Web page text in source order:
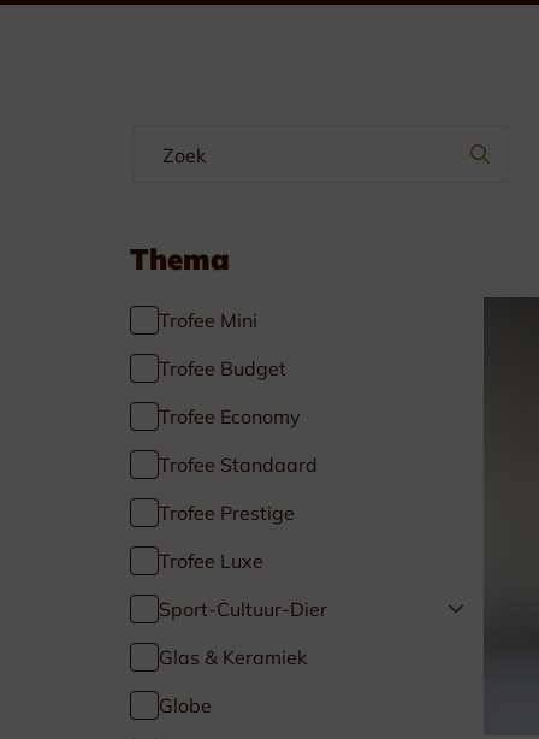
Borstzakhangers
Specials
Voetbal
Paardensport
Thema
Trofee Mini
Trofee Budget
Trofee Economy
Trofee Standaard
Trofee Prestige
Trofee Luxe
Sport-Cultuur-Dier
Glas & Keramiek
Globe